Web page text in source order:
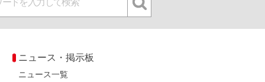
ニュース・掲示板
ニュース一覧